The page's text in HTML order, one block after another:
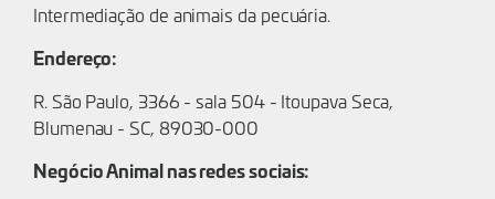
Intermediação de animais da pecuária.
Endereço:
R. São Paulo, 3366 - sala 504 - Itoupava Seca,
Blumenau - SC, 89030-000
Negócio Animal nas redes sociais: